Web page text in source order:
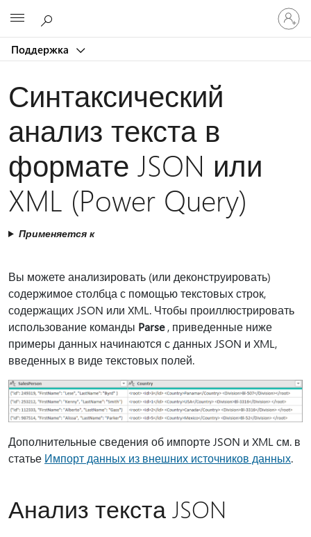
Поддержка
Синтаксический
анализ текста в
формате JSON или
XML (Power Query)
Применяется к
Вы можете анализировать (или деконструировать)
содержимое столбца с помощью текстовых строк,
содержащих JSON или XML. Чтобы проиллюстрировать
использование команды Parse, приведенные ниже
примеры данных начинаются с данных JSON и XML,
введенных в виде текстовых полей.
Дополнительные сведения об импорте JSON и XML см. в
статье Импорт данных из внешних источников данных.
Анализ текста JSON